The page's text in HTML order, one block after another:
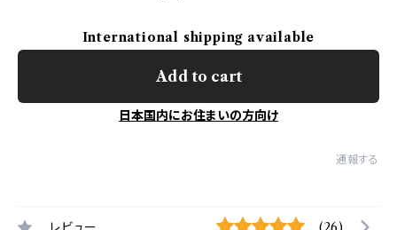
International shipping available
Add to cart
日本国内にお住まいの方向け
通報する